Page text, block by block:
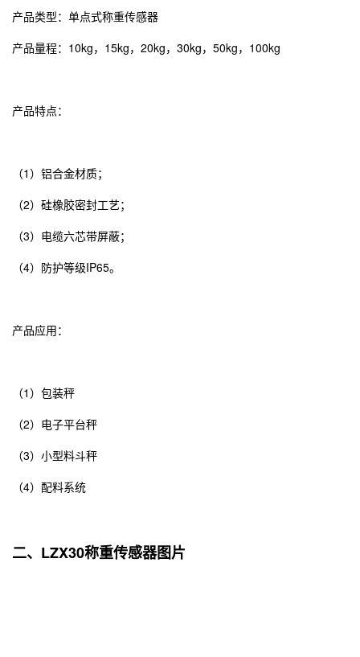
产品类型：单点式称重传感器
产品量程：10kg，15kg，20kg，30kg，50kg，100kg
产品特点：
（1）铝合金材质；
（2）硅橡胶密封工艺；
（3）电缆六芯带屏蔽；
（4）防护等级IP65。
产品应用：
（1）包装秤
（2）电子平台秤
（3）小型料斗秤
（4）配料系统
二、LZX30称重传感器图片